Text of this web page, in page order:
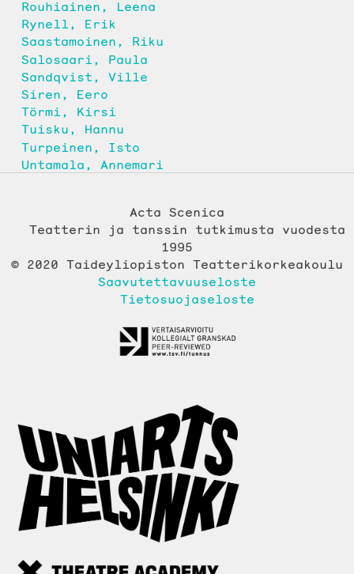
Rouhiainen, Leena
Rynell, Erik
Saastamoinen, Riku
Salosaari, Paula
Sandqvist, Ville
Siren, Eero
Törmi, Kirsi
Tuisku, Hannu
Turpeinen, Isto
Untamala, Annemari
Acta Scenica
Teatterin ja tanssin tutkimusta vuodesta
1995
© 2020 Taideyliopiston Teatterikorkeakoulu
Saavutettavuuseloste
Tietosuojaseloste